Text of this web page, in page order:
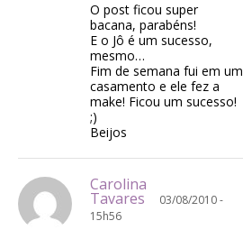
O post ficou super
bacana, parabéns!
E o Jô é um sucesso,
mesmo…
Fim de semana fui em um
casamento e ele fez a
make! Ficou um sucesso!
;)
Beijos
Carolina
Tavares
03/08/2010 -
15h56